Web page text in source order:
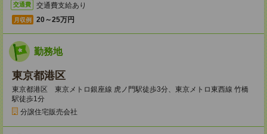
交通費 交通費支給あり
月収例 20～25万円
勤務地
東京都港区
東京都港区 東京メトロ銀座線 虎ノ門駅徒歩3分、東京メトロ東西線 竹橋
駅徒歩1分
分譲住宅販売会社